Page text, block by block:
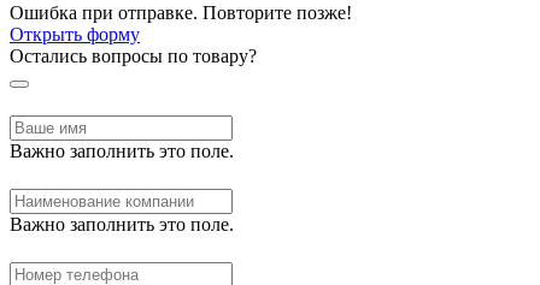
Ошибка при отправке. Повторите позже!
Открыть форму
Остались вопросы по товару?
Важно заполнить это поле.
Важно заполнить это поле.